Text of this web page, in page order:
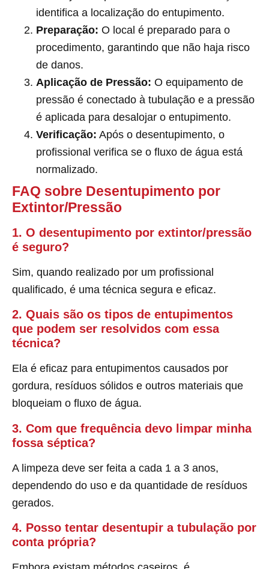
identifica a localização do entupimento.
Preparação: O local é preparado para o
procedimento, garantindo que não haja risco
de danos.
Aplicação de Pressão: O equipamento de
pressão é conectado à tubulação e a pressão
é aplicada para desalojar o entupimento.
Verificação: Após o desentupimento, o
profissional verifica se o fluxo de água está
normalizado.
FAQ sobre Desentupimento por
Extintor/Pressão
1. O desentupimento por extintor/pressão
é seguro?
Sim, quando realizado por um profissional
qualificado, é uma técnica segura e eficaz.
2. Quais são os tipos de entupimentos
que podem ser resolvidos com essa
técnica?
Ela é eficaz para entupimentos causados por
gordura, resíduos sólidos e outros materiais que
bloqueiam o fluxo de água.
3. Com que frequência devo limpar minha
fossa séptica?
A limpeza deve ser feita a cada 1 a 3 anos,
dependendo do uso e da quantidade de resíduos
gerados.
4. Posso tentar desentupir a tubulação por
conta própria?